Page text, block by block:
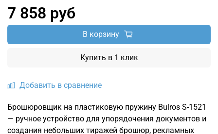
Добавить в сравнение
7 858 руб
В корзину
Купить в 1 клик
Брошюровщик на пластиковую пружину Bulros S-1521
— ручное устройство для упорядочения документов и
создания небольших тиражей брошюр, рекламных